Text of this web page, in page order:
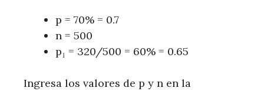
p = 70% = 0.7
n = 500
p₁ = 320/500 = 60% = 0.65
Ingresa los valores de p y n en la